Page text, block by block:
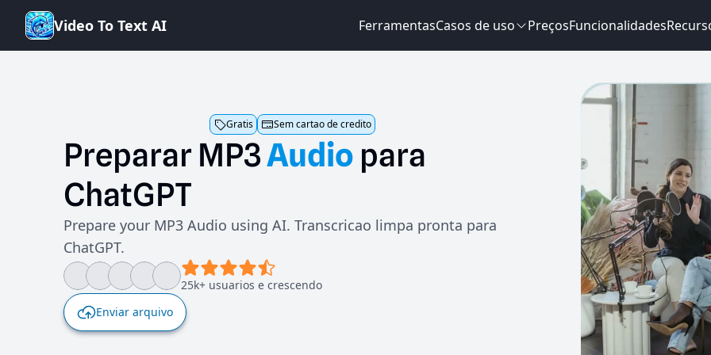
Video To Text AI FerramentasCasos de uso PreçosFuncionalidades
Gratis Sem cartao de credito
Preparar MP3Audio para
ChatGPT
Prepare your MP3 Audio using AI. Transcricao limpa pronta para
ChatGPT.
25k+ usuarios e crescendo
Enviar arquivo